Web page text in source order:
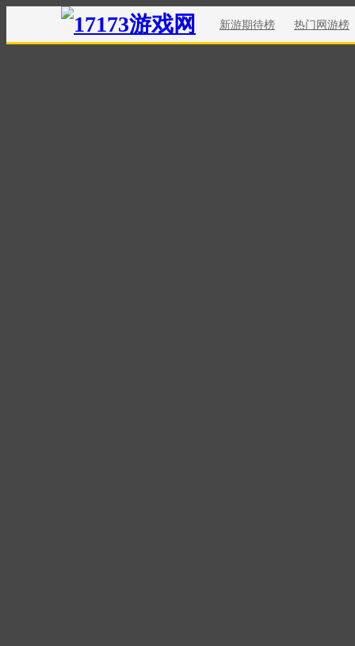
新游期待榜 热门网游榜